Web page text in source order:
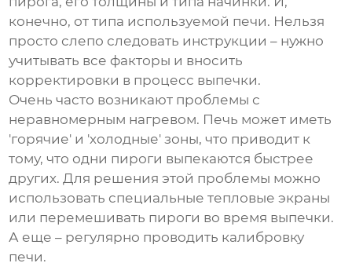
конечно, от типа используемой печи. Нельзя
просто слепо следовать инструкции – нужно
учитывать все факторы и вносить
корректировки в процесс выпечки.
Очень часто возникают проблемы с
неравномерным нагревом. Печь может иметь
'горячие' и 'холодные' зоны, что приводит к
тому, что одни пироги выпекаются быстрее
других. Для решения этой проблемы можно
использовать специальные тепловые экраны
или перемешивать пироги во время выпечки.
А еще – регулярно проводить калибровку
печи.